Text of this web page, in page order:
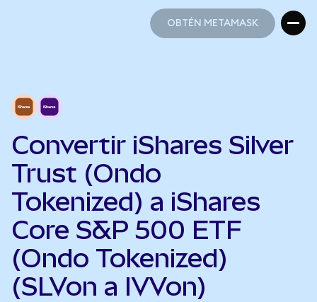
OBTÉN METAMASK
Convertir iShares Silver
Trust (Ondo
Tokenized) a iShares
Core S&P 500 ETF
(Ondo Tokenized)
(SLVon a IVVon)